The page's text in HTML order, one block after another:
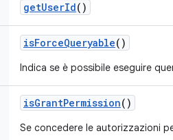
getUserId()
isForceQueryable()
Indica se è possibile eseguire
isGrantPermission()
Se concedere le autorizzazioni